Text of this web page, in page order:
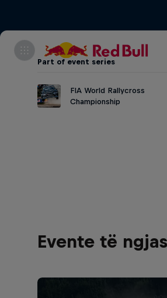
Part of event series
FIA World Rallycross
Championship
Evente të